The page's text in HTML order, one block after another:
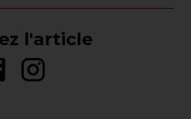
l'article